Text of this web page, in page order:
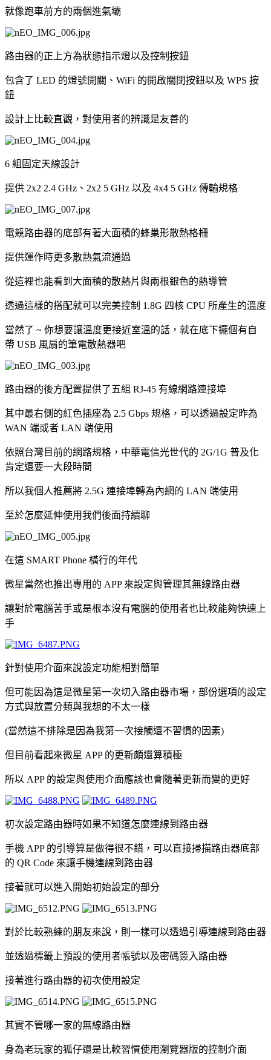
就像跑車前方的兩個進氣壩
路由器的正上方為狀態指示燈以及控制按鈕
包含了 LED 的燈號開關、WiFi 的開啟關閉按鈕以及 WPS 按
鈕
設計上比較直觀，對使用者的辨識是友善的
6 組固定天線設計
提供 2x2 2.4 GHz、2x2 5 GHz 以及 4x4 5 GHz 傳輸規格
電競路由器的底部有著大面積的蜂巢形散熱格柵
提供運作時更多散熱氣流通過
從這裡也能看到大面積的散熱片與兩根銀色的熱導管
透過這樣的搭配就可以完美控制 1.8G 四核 CPU 所產生的溫度
當然了 ~ 你想要讓溫度更接近室溫的話，就在底下擺個有自
帶 USB 風扇的筆電散熱器吧
路由器的後方配置提供了五組 RJ-45 有線網路連接埠
其中最右側的紅色插座為 2.5 Gbps 規格，可以透過設定昨為
WAN 端或者 LAN 端使用
依照台灣目前的網路規格，中華電信光世代的 2G/1G 普及化
肯定還要一大段時間
所以我個人推薦將 2.5G 連接埠轉為內網的 LAN 端使用
至於怎麼延伸使用我們後面持續聊
在這 SMART Phone 橫行的年代
微星當然也推出專用的 APP 來設定與管理其無線路由器
讓對於電腦苦手或是根本沒有電腦的使用者也比較能夠快速上
手
針對使用介面來說設定功能相對簡單
但可能因為這是微星第一次切入路由器市場，部份選項的設定
方式與放置分類與我想的不太一樣
(當然這不排除是因為我第一次接觸還不習慣的因素)
但目前看起來微星 APP 的更新頗還算積極
所以 APP 的設定與使用介面應該也會隨著更新而變的更好
初次設定路由器時如果不知道怎麼連線到路由器
手機 APP 的引導算是做得很不錯，可以直接掃描路由器底部
的 QR Code 來讓手機連線到路由器
接著就可以進入開始初始設定的部分
對於比較熟練的朋友來說，則一樣可以透過引導連線到路由器
並透過標籤上預設的使用者帳號以及密碼簽入路由器
接著進行路由器的初次使用設定
其實不管哪一家的無線路由器
身為老玩家的狐仔還是比較習慣使用瀏覽器版的控制介面